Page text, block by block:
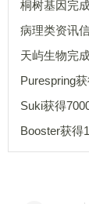
桐树基因完
病理类资讯
天屿生物完
Purespring
Suki获得
Booster获得